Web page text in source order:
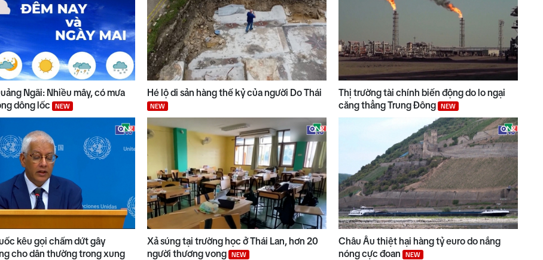
Ngãi: Nhiều mây, có mưa
dông lốc
NEW
Hé lộ di sản hàng thế kỷ của người Do Thái
NEW
Thị trường tài chính biến động do lo ngại
căng thẳng Trung Đông
NEW
kêu gọi chấm dứt gây
cho dân thường trong xung
Xả súng tại trường học ở Thái Lan, hơn 20
người thương vong
NEW
Châu Âu thiệt hại hàng tỷ euro do nắng
nóng cực đoan
NEW